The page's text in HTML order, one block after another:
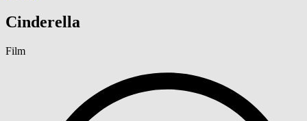
Cinderella
Film